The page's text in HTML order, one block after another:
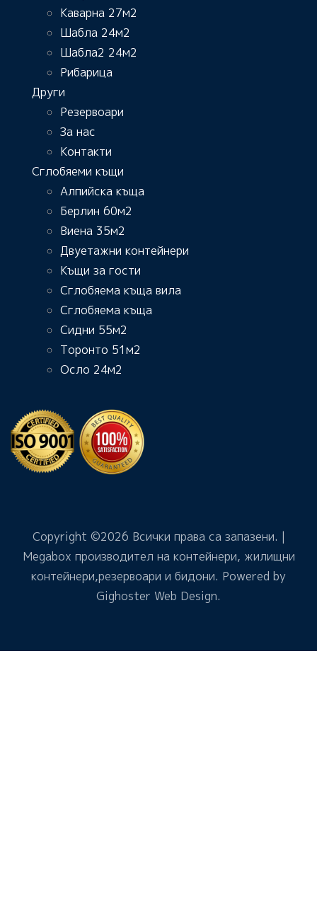
Каварна 27м2
Шабла 24м2
Шабла2 24м2
Рибарица
Други
Резервоари
За нас
Контакти
Сглобяеми къщи
Алпийска къща
Берлин 60м2
Виена 35м2
Двуетажни контейнери
Къщи за гости
Сглобяема къща вила
Сглобяема къща
Сидни 55м2
Торонто 51м2
Осло 24м2
Copyright ©2026 Всички права са запазени. |
Megabox производител на контейнери, жилищни
контейнери,резервоари и бидони. Powered by
Gighoster Web Design.